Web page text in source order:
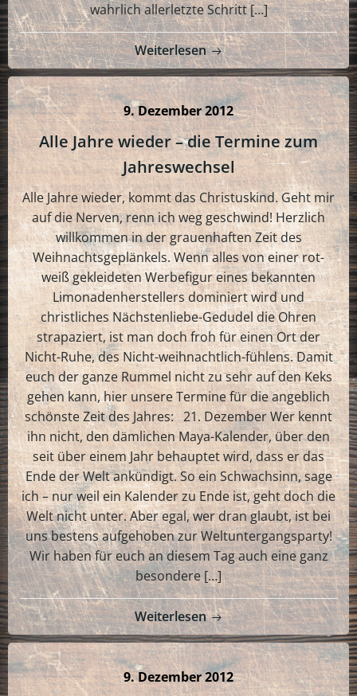
wahrlich allerletzte Schritt […]
Weiterlesen
9. Dezember 2012
Alle Jahre wieder – die Termine zum
Jahreswechsel
Alle Jahre wieder, kommt das Christuskind. Geht mir
auf die Nerven, renn ich weg geschwind! Herzlich
willkommen in der grauenhaften Zeit des
Weihnachtsgeplänkels. Wenn alles von einer rot-
weiß gekleideten Werbefigur eines bekannten
Limonadenherstellers dominiert wird und
christliches Nächstenliebe-Gedudel die Ohren
strapaziert, ist man doch froh für einen Ort der
Nicht-Ruhe, des Nicht-weihnachtlich-fühlens. Damit
euch der ganze Rummel nicht zu sehr auf den Keks
gehen kann, hier unsere Termine für die angeblich
schönste Zeit des Jahres: 21. Dezember Wer kennt
ihn nicht, den dämlichen Maya-Kalender, über den
seit über einem Jahr behauptet wird, dass er das
Ende der Welt ankündigt. So ein Schwachsinn, sage
ich – nur weil ein Kalender zu Ende ist, geht doch die
Welt nicht unter. Aber egal, wer dran glaubt, ist bei
uns bestens aufgehoben zur Weltuntergangsparty!
Wir haben für euch an diesem Tag auch eine ganz
besondere […]
Weiterlesen
9. Dezember 2012